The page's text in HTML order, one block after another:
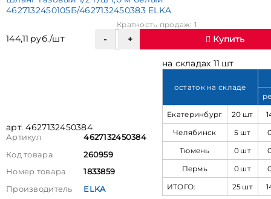
4627132450105Б/4627132450383 ELKA
144,11 руб./шт
Кратность продаж: 1
Купить
арт. 4627132450384
Артикул
4627132450384
Код товара
260959
Номер товара
1833859
Производитель
ELKA
на складах 11 шт
остаток на складе
Екатеринбург
20 шт
Челябинск
5 шт
Тюмень
0 шт
Пермь
0 шт
ИТОГО:
25 шт